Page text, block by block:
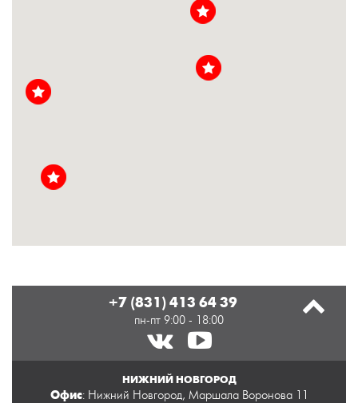
+7 (831) 413 64 39
пн-пт 9:00 - 18:00
НИЖНИЙ НОВГОРОД
Офис: Нижний Новгород, Маршала Воронова 11